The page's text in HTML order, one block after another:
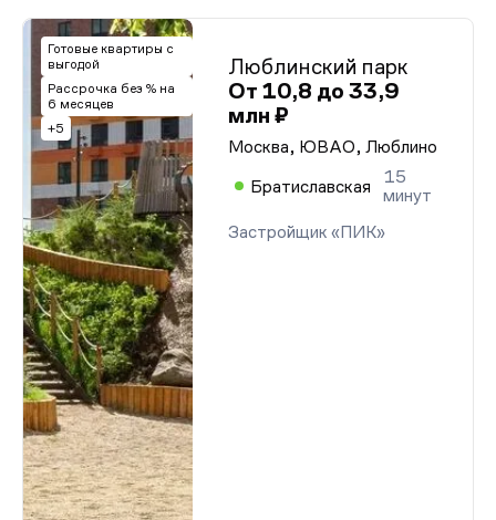
Готовые квартиры с
выгодой
Рассрочка без % на
6 месяцев
+5
Люблинский парк
От 10,8 до 33,9
млн ₽
Москва, ЮВАО, Люблино
Братиславская
15
минут
Застройщик «ПИК»